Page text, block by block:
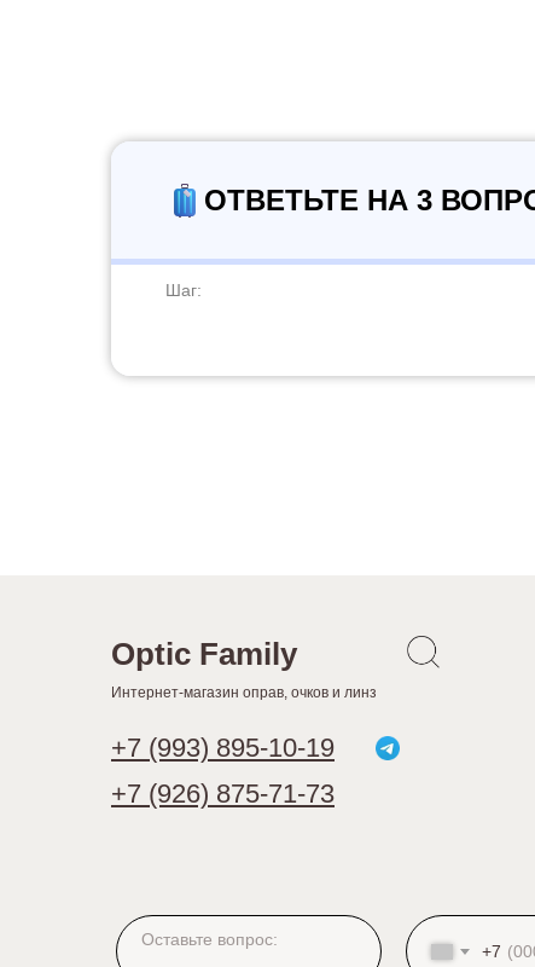
ОТВЕТЬТЕ НА 3
Шаг:
Optic Family
Интернет-магазин оправ, очков и линз
+7 (926) 875-71-73
+7 (993) 895-10-19
+7